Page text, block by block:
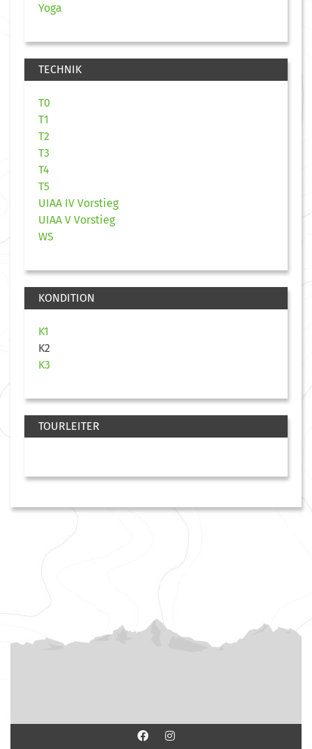
Yoga
TECHNIK
T0
T1
T2
T3
T4
T5
UIAA IV Vorstieg
UIAA V Vorstieg
WS
KONDITION
K1
K2
K3
TOURLEITER